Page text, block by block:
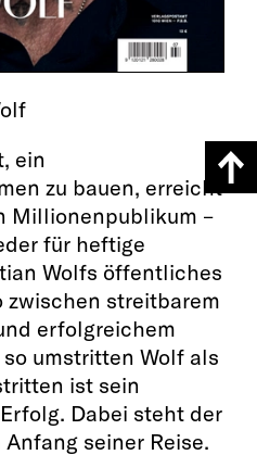
ein
zu bauen, erreicht
Millionenpublikum –
für heftige
Wolfs öffentliches
zwischen streitbarem
erfolgreichem
umstritten Wolf als
ist sein
Dabei steht der
seiner Reise.